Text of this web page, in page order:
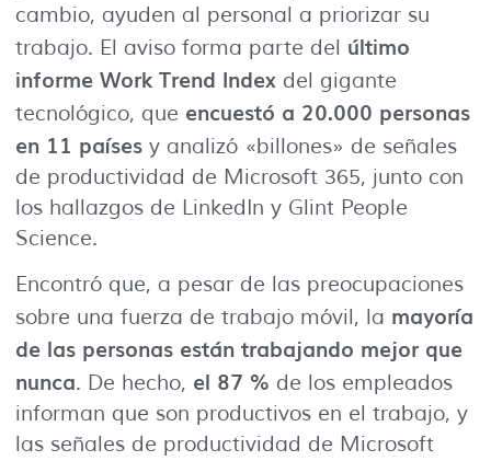
cambio, ayuden al personal a priorizar su
trabajo. El aviso forma parte del último
informe Work Trend Index del gigante
tecnológico, que encuestó a 20.000 personas
en 11 países y analizó «billones» de señales
de productividad de Microsoft 365, junto con
los hallazgos de LinkedIn y Glint People
Science.
Encontró que, a pesar de las preocupaciones
sobre una fuerza de trabajo móvil, la mayoría
de las personas están trabajando mejor que
nunca. De hecho, el 87 % de los empleados
informan que son productivos en el trabajo, y
las señales de productividad de Microsoft